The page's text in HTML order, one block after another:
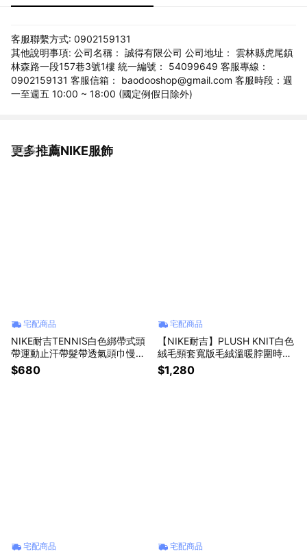
客服聯繫方式: 0902159131
其他說明事項: 公司名稱： 誠得有限公司 公司地址： 雲林縣虎尾鎮
林森路一段157巷3號1樓 統一編號： 54099649 客服專線：
0902159131 客服信箱： baodooshop@gmail.com 客服時段：週
一至週五 10:00 ~ 18:00 (國定例假日除外)
更多推薦NIKE服飾
看更多
宅配商品
NIKE耐吉TENNIS白色綁帶式頭
帶運動止汗帶髮帶透氣頭巾慢跑
網球棒球籃球羽球瑜珈健身重訓
單車(NTN00101OS/AC440010
$680
宅配商品
【NIKE耐吉】PLUSH KNIT白色
絨毛頸套寬版毛絨溫暖脖圍時尚
圍脖冬天寒流必備保暖蓄熱升溫
游泳棒球壘球(N1008869110O
$1,280
宅配商品 宅配商品